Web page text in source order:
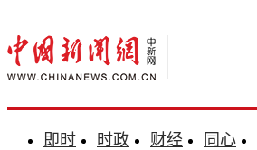
即时 时政 财经 同心